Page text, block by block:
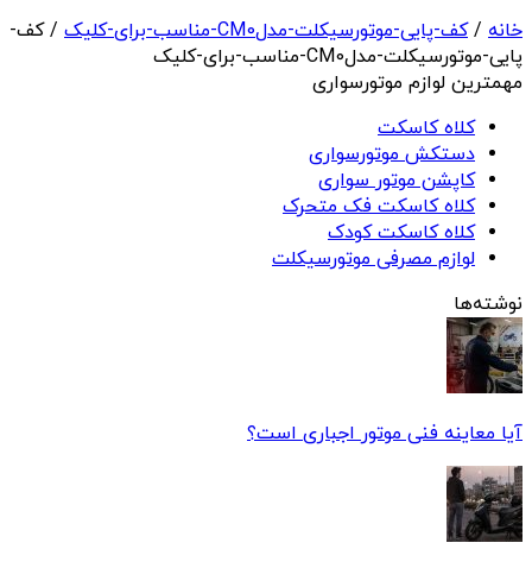
خانه /کف-پایی-موتورسیکلت-مدلCM0-مناسب-برای-کلیک
/ کف-
پایی-موتورسیکلت-مدلCM0-مناسب-برای-کلیک
مهمترین لوازم موتورسواری
کلاه کاسکت
دستکش موتورسواری
کاپشن موتور سواری
کلاه کاسکت فک متحرک
کلاه کاسکت کودک
لوازم مصرفی موتورسیکلت
نوشته‌ها
آیا معاینه فنی موتور اجباری است؟